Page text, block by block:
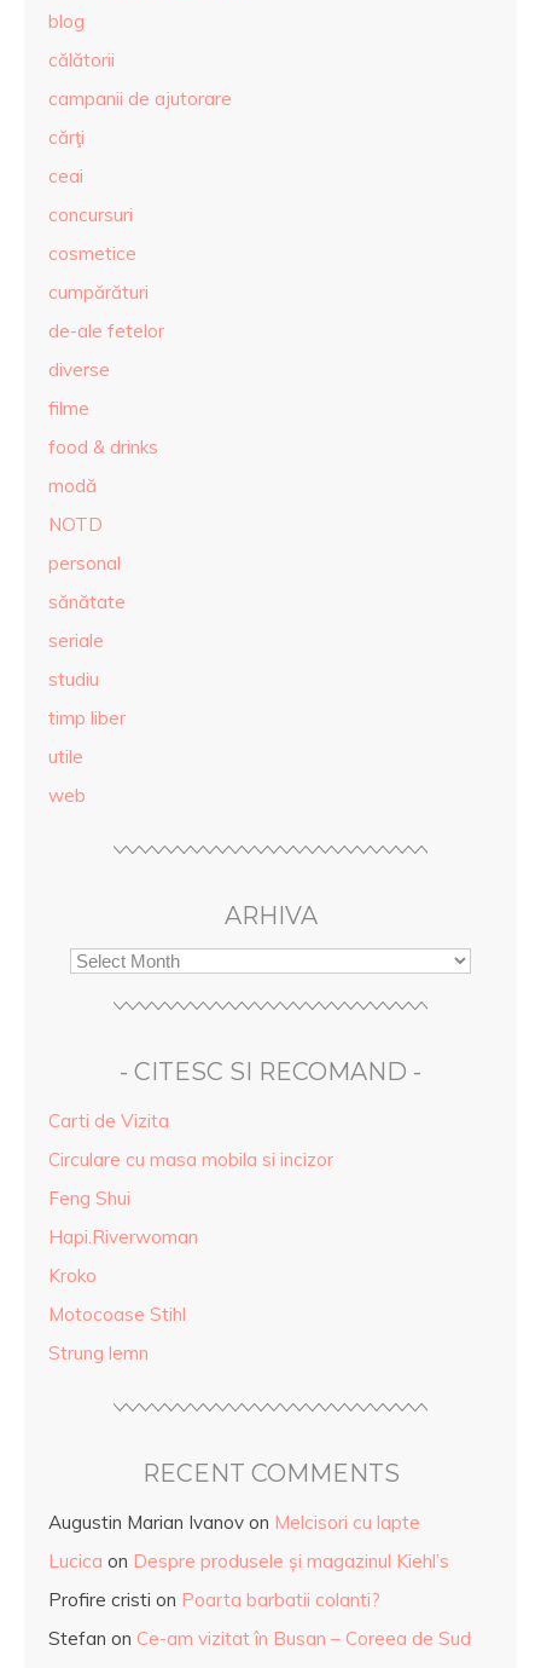
blog
călătorii
campanii de ajutorare
cărţi
ceai
concursuri
cosmetice
cumpărături
de-ale fetelor
diverse
filme
food & drinks
modă
NOTD
personal
sănătate
seriale
studiu
timp liber
utile
web
ARHIVA
- CITESC SI RECOMAND -
Carti de Vizita
Circulare cu masa mobila si incizor
Feng Shui
Hapi.Riverwoman
Kroko
Motocoase Stihl
Strung lemn
RECENT COMMENTS
Augustin Marian Ivanov on Melcisori cu lapte
Lucica on Despre produsele și magazinul Kiehl’s
Profire cristi on Poarta barbatii colanti?
Stefan on Ce-am vizitat în Busan – Coreea de Sud